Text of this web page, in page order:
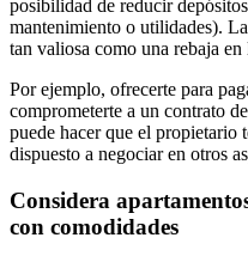
posibilidad de reducir
mantenimiento o utilidades).
tan valiosa como una rebaja en
Por ejemplo, ofrecerte para
comprometerte a un contrato
puede hacer que el
dispuesto a negociar en otros
Considera
con comodidades